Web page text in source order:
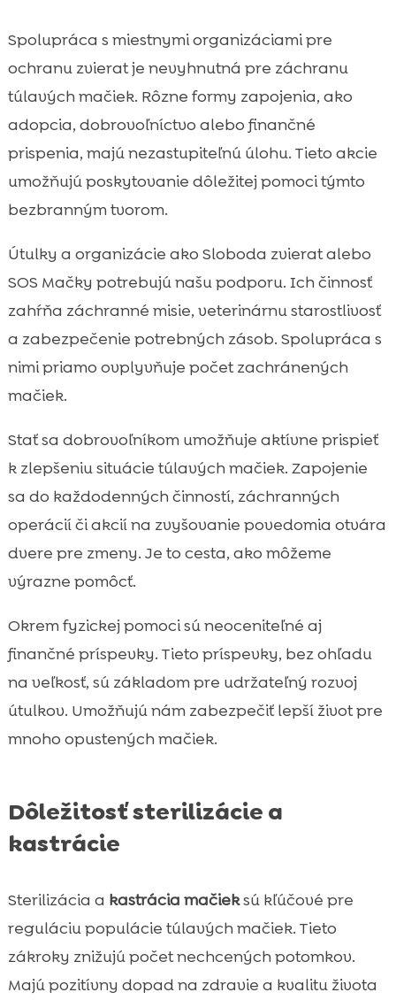
Spolupráca s miestnymi organizáciami pre
ochranu zvierat je nevyhnutná pre záchranu
túlavých mačiek. Rôzne formy zapojenia, ako
adopcia, dobrovoľníctvo alebo finančné
prispenia, majú nezastupiteľnú úlohu. Tieto akcie
umožňujú poskytovanie dôležitej pomoci týmto
bezbranným tvorom.
Útulky a organizácie ako Sloboda zvierat alebo
SOS Mačky potrebujú našu podporu. Ich činnosť
zahŕňa záchranné misie, veterinárnu starostlivosť
a zabezpečenie potrebných zásob. Spolupráca s
nimi priamo ovplyvňuje počet zachránených
mačiek.
Stať sa dobrovoľníkom umožňuje aktívne prispieť
k zlepšeniu situácie túlavých mačiek. Zapojenie
sa do každodenných činností, záchranných
operácií či akcií na zvyšovanie povedomia otvára
dvere pre zmeny. Je to cesta, ako môžeme
výrazne pomôcť.
Okrem fyzickej pomoci sú neoceniteľné aj
finančné príspevky. Tieto príspevky, bez ohľadu
na veľkosť, sú základom pre udržateľný rozvoj
útulkov. Umožňujú nám zabezpečiť lepší život pre
mnoho opustených mačiek.
Dôležitosť sterilizácie a
kastrácie
Sterilizácia a kastrácia mačieksú kľúčové pre
reguláciu populácie túlavých mačiek. Tieto
zákroky znižujú počet nechcených potomkov.
Majú pozitívny dopad na zdravie a kvalitu života